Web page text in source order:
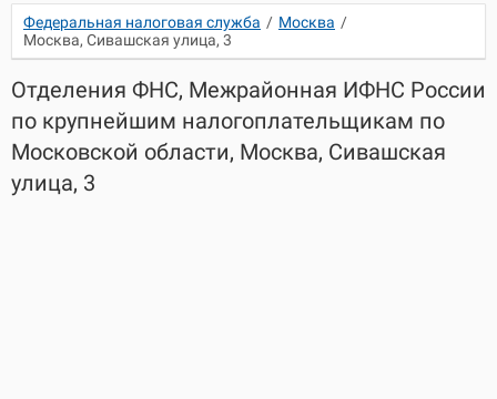
Федеральная налоговая служба / Москва /
Москва, Сивашская улица, 3
Отделения ФНС, Межрайонная ИФНС России
по крупнейшим налогоплательщикам по
Московской области, Москва, Сивашская
улица, 3